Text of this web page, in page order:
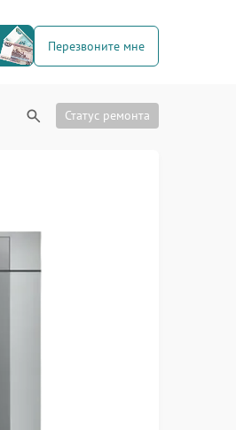
Перезвоните мне
Статус ремонта